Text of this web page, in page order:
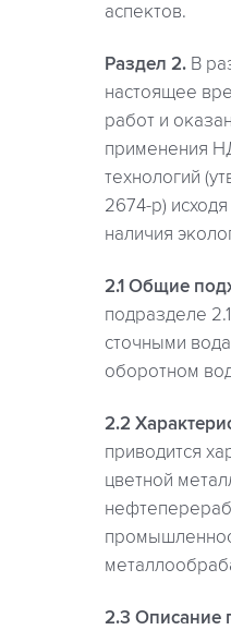
аспектов.
Раздел 2. В
настоящее
работ и
применения
технологий
2674-р)
наличия
2.1 Общие
подразделе
сточными
оборотном
2.2
приводится
цветной
2.3 Описание